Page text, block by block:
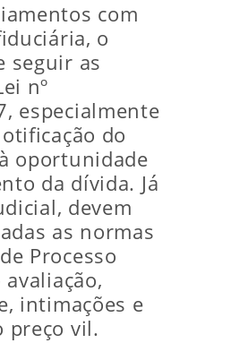
com
o
seguir as
nº
especialmente
do
oportunidade
da dívida. Já
devem
as normas
Processo
intimações e
preço vil.